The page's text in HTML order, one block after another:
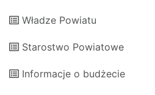
Władze Powiatu
Starostwo Powiatowe
Informacje o budżecie